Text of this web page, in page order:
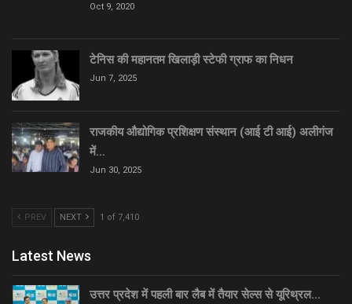
Oct 9, 2020
टेनिस की महानतम खिलाड़ी स्टेफी ग्राफ का निधन
Jun 7, 2025
राजकीय औद्योगिक प्रशिक्षण संस्थान (आई टी आई) अलीगंज
में…
Jun 30, 2025
PREV NEXT 1 of 7,410
Latest News
उत्तर प्रदेश में पहली बार लैब में तैयार सेल्स से यूरिथ्रल…